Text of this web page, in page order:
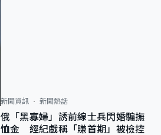
新聞資訊 新聞熱話
俄「黑寡婦」誘前線士兵閃婚騙撫
恤金 經紀戲稱「賺首期」被檢控